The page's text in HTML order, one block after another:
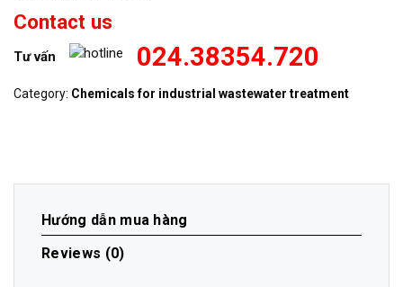
Contact us
Tư vấn 024.38354.720
Category: Chemicals for industrial wastewater treatment
Hướng dẫn mua hàng
Reviews (0)